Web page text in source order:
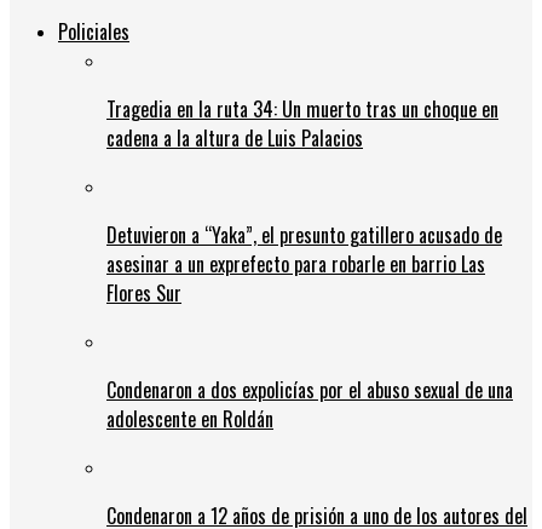
Policiales
Tragedia en la ruta 34: Un muerto tras un choque en
cadena a la altura de Luis Palacios
Detuvieron a “Yaka”, el presunto gatillero acusado de
asesinar a un exprefecto para robarle en barrio Las
Flores Sur
Condenaron a dos expolicías por el abuso sexual de una
adolescente en Roldán
Condenaron a 12 años de prisión a uno de los autores del